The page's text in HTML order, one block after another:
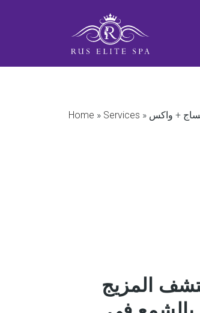
Home » Services » + واكس
المزيج